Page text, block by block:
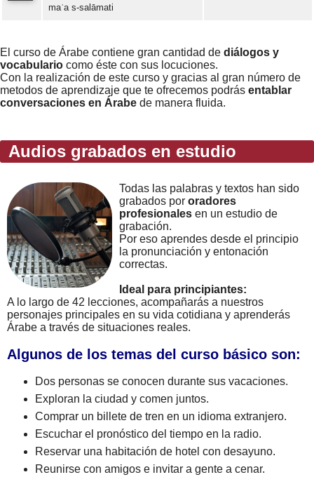
maʿa s-salāmati
El curso de Árabe contiene gran cantidad de diálogos y
vocabulario como éste con sus locuciones.
Con la realización de este curso y gracias al gran número de
metodos de aprendizaje que te ofrecemos podrás entablar
conversaciones en Árabe de manera fluida.
Audios grabados en estudio
Todas las palabras y textos han sido
grabados por oradores
profesionales en un estudio de
grabación.
Por eso aprendes desde el principio
la pronunciación y entonación
correctas.
Ideal para principiantes:
A lo largo de 42 lecciones, acompañarás a nuestros
personajes principales en su vida cotidiana y aprenderás
Árabe a través de situaciones reales.
Algunos de los temas del curso básico son:
Dos personas se conocen durante sus vacaciones.
Exploran la ciudad y comen juntos.
Comprar un billete de tren en un idioma extranjero.
Escuchar el pronóstico del tiempo en la radio.
Reservar una habitación de hotel con desayuno.
Reunirse con amigos e invitar a gente a cenar.